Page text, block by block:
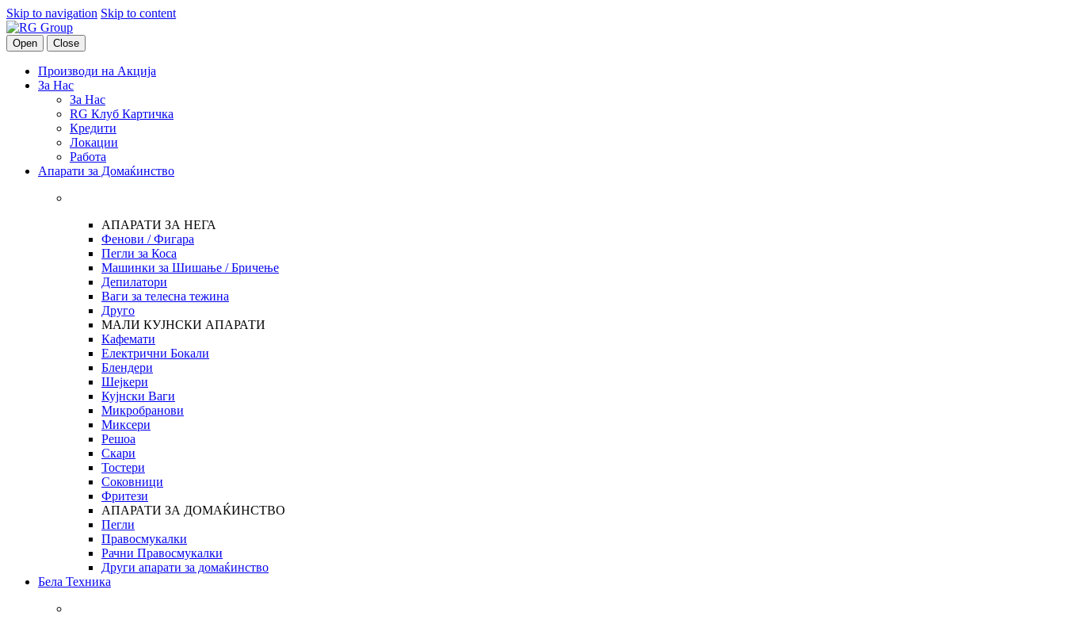
Skip to navigation Skip to content
Open Close
Производи на Акција
За Нас
За Нас
RG Клуб Картичка
Кредити
Локации
Работа
Апарати за Домаќинство
АПАРАТИ ЗА НЕГА
Фенови / Фигара
Пегли за Коса
Машинки за Шишање / Бричење
Депилатори
Ваги за телесна тежина
Друго
МАЛИ КУЈНСКИ АПАРАТИ
Кафемати
Електрични Бокали
Блендери
Шејкери
Кујнски Ваги
Микробранови
Миксери
Решоа
Скари
Тостери
Соковници
Фритези
АПАРАТИ ЗА ДОМАЌИНСТВО
Пегли
Правосмукалки
Рачни Правосмукалки
Други апарати за домаќинство
Бела Техника